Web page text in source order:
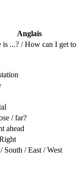
Anglais
is ...? / How can I get to
/ far?
ahead
South / East / West